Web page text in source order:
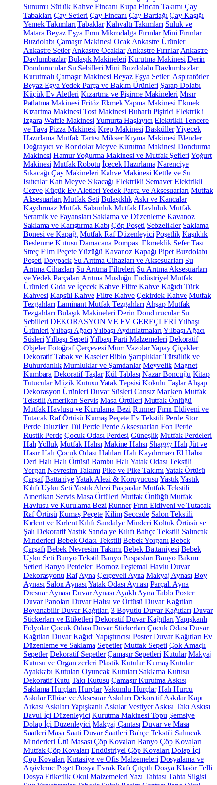
Sunumu Sütlük Kahve Fincanı Kupa Fincan Takımı Çay
Tabakları Çay Setleri Çay Fincanı Çay Bardağı Çay Kaşığı
Yemek Takımları Tabaklar Kahvaltı Takımları Suluk ve
Matara Beyaz Eşya Fırın Mikrodalga Fırınlar Mini Fırınlar
Buzdolabı Çamaşır Makinesi Ocak Ankastre Ürünleri
Ankastre Setler Ankastre Ocaklar Ankastre Fırınlar Ankastre
Davlumbazlar Bulaşık Makineleri Kurutma Makinesi Derin
Dondurucular Su Sebilleri Mini Buzdolabı Davlumbazlar
Kurutmalı Çamaşır Makinesi Beyaz Eşya Setleri Aspiratörler
Beyaz Eşya Yedek Parça ve Bakım Ürünleri Şarap Dolabı
Küçük Ev Aletleri Kızartma ve Pişirme Makineleri Mısır
Patlatma Makinesi Fritöz Ekmek Yapma Makinesi Ekmek
Kızartma Makinesi Tost Makinesi Buharlı Pişirici Elektrikli
Izgara Waffle Makinesi Yumurta Haşlayıcı Elektrikli Tencere
ve Tava Pizza Makinesi Krep Makinesi BasküllerYiyecek
Hazırlama Mutfak Tartısı Mikser Kıyma Makinesi Blender
Doğrayıcı ve Rondolar Meyve Kurutma Makinesi Dondurma
Makinesi Hamur Yoğurma Makinesi ve Mutfak Şefleri Yoğurt
Makinesi Mutfak Robotu İçecek Hazırlama Narenciye
Sıkacağı Çay Makineleri Kahve Makinesi Kettle ve Su
Isıtıcılar Katı Meyve Sıkacağı Elektrikli Semaver Elektrikli
Cezve Küçük Ev Aletleri Yedek Parça ve Aksesuarları Mutfak
Aksesuarları Mutfak Seti Bulaşıklık Askı ve Kancalar
Kaydırmaz Mutfak Sabunluk Mutfak Havluluk Mutfak
Seramik ve Fayansları Saklama ve Düzenleme Kavanoz
Saklama ve Karıştırma Kabı Çöp Poşeti Sebzelikler Saklama
Bonesi ve Kapağı Mutfak Raf Düzenleyici Poşetlik Kaşıklık
Beslenme Kutusu Damacana Pompası Ekmeklik Sefer Tası
Streç Film Peçete Yüzüğü Kavanoz Kapağı Pipet Buzdolabı
Poşeti Doypack Su Arıtma Cihazları ve Aksesuarları Su
Arıtma Cihazları Su Arıtma Filtreleri Su Arıtma Aksesuarları
ve Yedek Parçaları Arıtma Musluğu Endüstriyel Mutfak
Ürünleri Gıda ve İçecek Kahve Filtre Kahve Kağıdı Türk
Kahvesi Kapsül Kahve Filtre Kahve Çekirdek Kahve Mutfak
Tezgahları Laminant Mutfak Tezgahları Ahşap Mutfak
Tezgahları Bulaşık Makineleri Derin Dondurucular Su
Sebilleri DEKORASYON VE EV GEREÇLERİYılbaşı
Ürünleri Yılbaşı Ağacı Yılbaşı Aydınlatmaları Yılbaşı Ağacı
Süsleri Yılbaşı Sepeti Yılbaşı Parti Malzemeleri Dekoratif
Objeler Fotoğraf Çerçevesi Mum VazolarYapay Çiçekler
Dekoratif Tabak ve Kaseler Biblo Şaraplıklar Tütsülük ve
Buhurdanlık Mumluklar ve Şamdanlar Meyvelik Magnet
Kumbara Dekoratif Taşlar Kül Tablası Nazar Boncuğu Kitap
Tutucular Müzik Kutusu Yatak Tepsisi Kokulu Taşlar Ahşap
Dekorasyon Ürünleri Duvar Süsleri Cansız Manken Mutfak
Tekstili Amerikan Servis Masa Örtüleri Mutfak Önlüğü
Mutfak Havlusu ve Kurulama Bezi Runner Fırın Eldiveni ve
Tutacak Raf Örtüsü Kumaş Peçete Ev Tekstili Perde Stor
Perde Jaluziler Tül Perde Perde Aksesuarları Fon Perde
Rustik Perde Çocuk Odası Perdesi Güneşlik Mutfak Perdeleri
Halı Yolluk Mutfak Halısı Makine Halısı Shaggy Halı Jüt ve
Hasır Halı Çocuk Odası Halıları Halı Kaydırmazı El Halısı
Deri Halı Halı Örtüsü Bambu Halı Yatak Odası Tekstili
Yorgan Nevresim Takımı Pike ve Pike Takımı Yatak Örtüsü
Çarşaf BattaniyeYatak Alezi & Koruyucusu YastıkYastık
Kılıfı Uyku Seti Yastık Alezi Paspaslar Mutfak Tekstili
Amerikan Servis Masa Örtüleri Mutfak Önlüğü Mutfak
Havlusu ve Kurulama Bezi Runner Fırın Eldiveni ve Tutacak
Raf Örtüsü Kumaş Peçete Kilim Seccade Salon Tekstili
Kırlent ve Kırlent Kılıfı Sandalye Minderi Koltuk Örtüsü ve
Şalı Dekoratif Yastık Sandalye Kılıfı Bahçe Tekstili Salıncak
Minderleri Bebek Odası Tekstili Bebek Yorganı Bebek
Çarşafı Bebek Nevresim Takımı Bebek Battaniyesi Bebek
Uyku Seti Banyo Tekstil Banyo Paspasları Banyo Bakım
Setleri Banyo Perdeleri Bornoz Peştemal Havlu Duvar
Dekorasyonu Raf Ayna Çerçeveli Ayna Makyaj Aynası Boy
Aynası Salon Aynası Yatak Odası Aynası Parçalı Ayna
Dresuar Aynası Duvar Aynası Ayaklı Ayna Tablo Poster
Duvar Panoları Duvar Halısı ve Örtüsü Duvar Kağıtları
Boyanabilir Duvar Kağıtları 3 Boyutlu Duvar Kağıtları Duvar
Stickerları ve Etiketleri Dekoratif Duvar Kağıtları Yapışkanlı
Folyolar Çocuk Odası Duvar Stickerları Çocuk Odası Duvar
Kağıtları Duvar Kağıdı Yapıştırıcısı Poster Duvar Kağıtları Ev
Düzenleme ve Saklama Sepetler Mutfak Sepeti Çok Amaçlı
Sepetler Dekoratif Sepetler Çamaşır Sepetleri Kutular Makyaj
Kutusu ve Organizerleri Plastik Kutular Kumaş Kutular
Ayakkabı Kutuları Oyuncak Kutuları Saklama Kutusu
Dekoratif Kutu Takı Kutusu Çamaşır Kurutma Askısı
Saklama Hurçları Hurçlar Vakumlu Hurçlar Halı Hurcu
Askılar Elbise ve Aksesuar Askıları Dekoratif Askılar Kapı
Arkası Askıları Yapışkanlı Askılar Vestiyer Askısı Takı Askısı
Bavul İçi Düzenleyici Kurutma Makinesi Topu Şemsiye
Dolap İçi Düzenleyici Makyaj Çantası Duvar ve Masa
Saatleri Masa Saati Duvar Saatleri Bahçe Tekstili Salıncak
Minderleri Ütü Masası Çöp Kovaları Banyo Çöp Kovaları
Mutfak Çöp Kovaları Endüstriyel Çöp Kovaları Dolap İçi
Çöp Kovaları Kırtasiye ve Ofis Malzemeleri Dosyalama ve
Arşivleme Poşet Dosya Evrak Rafı Çıtçıtlı Dosya Klasör Telli
Dosya Etiketlik Okul Malzemeleri Yazı Tahtası Tahta Silgisi